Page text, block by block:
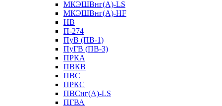
МКЭШВнг(А)-LS
МКЭШВнг(А)-HF
НВ
П-274
ПуВ (ПВ-1)
ПуГВ (ПВ-3)
ПРКА
ПВКВ
ПВС
ПРКС
ПВСнг(А)-LS
ПГВА